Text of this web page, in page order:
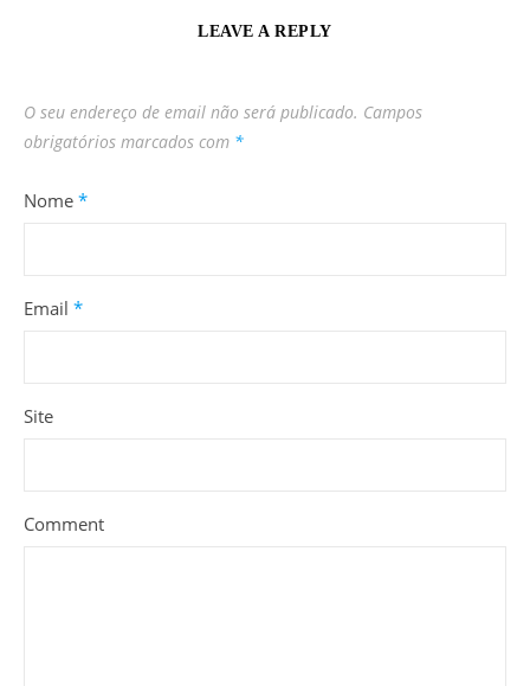
LEAVE A REPLY
O seu endereço de email não será publicado. Campos
obrigatórios marcados com *
Nome *
Email *
Site
Comment